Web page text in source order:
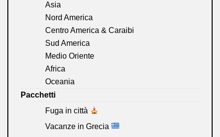
Asia
Nord America
Centro America & Caraibi
Sud America
Medio Oriente
Africa
Oceania
Pacchetti
Fuga in città
Vacanze in Grecia